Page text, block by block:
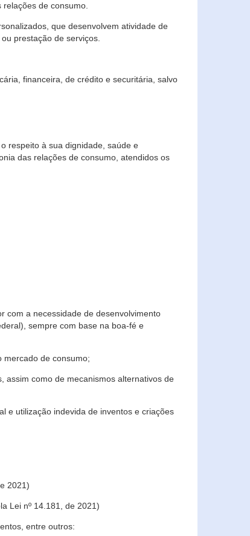
de consumo.
que desenvolvem atividade de
prestação de serviços.
financeira, de crédito e securitária, salvo
respeito à sua dignidade, saúde e
das relações de consumo, atendidos os
com a necessidade de desenvolvimento
sempre com base na boa-fé e
mercado de consumo;
assim como de mecanismos alternativos de
e utilização indevida de inventos e criações
2021)
Lei nº 14.181, de 2021)
entre outros: